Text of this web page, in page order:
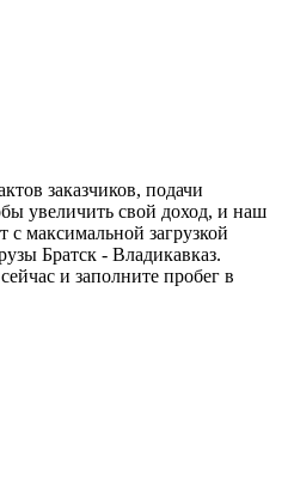
заказчиков, подачи
увеличить свой доход, и наш
максимальной загрузкой
Братск - Владикавказ.
и заполните пробег в